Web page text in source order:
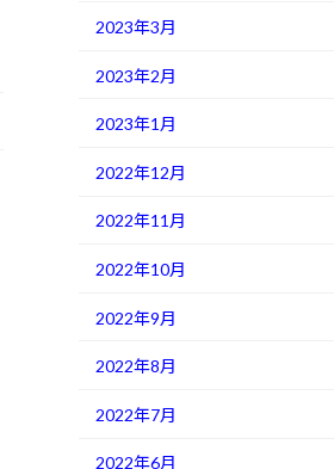
2023年3月
2023年2月
2023年1月
2022年12月
2022年11月
2022年10月
2022年9月
2022年8月
2022年7月
2022年6月